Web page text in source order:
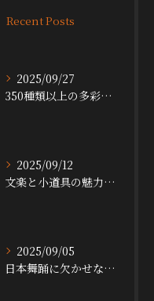
Recent Posts
2025/09/27
350種類以上の多彩な舞台小道具の魅力
2025/09/12
文楽と小道具の魅力探求
2025/09/05
日本舞踊に欠かせない小道具の魅力